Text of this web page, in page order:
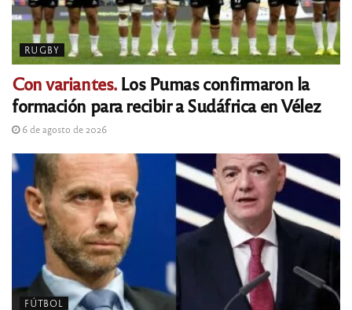
RUGBY
Con variantes.Los Pumas confirmaron la
formación para recibir a Sudáfrica en Vélez
6 de agosto de 2026
FÚTBOL